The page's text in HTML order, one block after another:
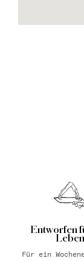
Entworfen
Leben
Für ein